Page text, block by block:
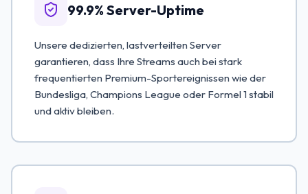
99.9% Server-Uptime
Unsere dedizierten, lastverteilten Server
garantieren, dass Ihre Streams auch bei stark
frequentierten Premium-Sportereignissen wie der
Bundesliga, Champions League oder Formel 1 stabil
und aktiv bleiben.